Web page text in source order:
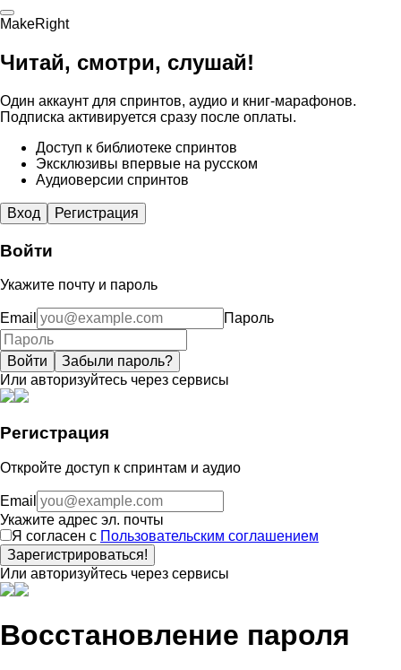
MakeRight
Читай, смотри, слушай!
Один аккаунт для спринтов, аудио и книг-марафонов.
Подписка активируется сразу после оплаты.
Доступ к библиотеке спринтов
Эксклюзивы впервые на русском
Аудиоверсии спринтов
Вход Регистрация
Войти
Укажите почту и пароль
Email Пароль
Войти
Забыли пароль?
Или авторизуйтесь через сервисы
Регистрация
Откройте доступ к спринтам и аудио
Email
Укажите адрес эл. почты
Я согласен с Пользовательским соглашением
Зарегистрироваться!
Или авторизуйтесь через сервисы
Восстановление пароля